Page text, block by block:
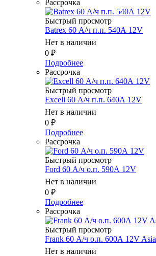
Рассрочка
Быстрый просмотр
Batrex 60 А/ч п.п. 540А 12V
Нет в наличии
0 ₽
Подробнее
Рассрочка
Быстрый просмотр
Excell 60 А/ч п.п. 640А 12V
Нет в наличии
0 ₽
Подробнее
Рассрочка
Быстрый просмотр
Ford 60 А/ч о.п. 590А 12V
Нет в наличии
0 ₽
Подробнее
Рассрочка
Быстрый просмотр
Frank 60 А/ч о.п. 600А 12V Asia
Нет в наличии